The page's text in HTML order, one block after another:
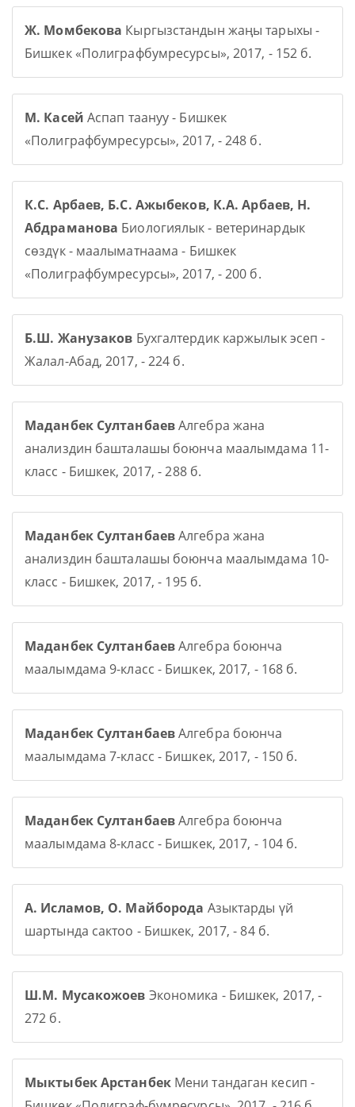
Ж. Момбекова Кыргызстандын жаңы тарыхы -
Бишкек «Полиграфбумресурсы», 2017, - 152 б.
М. Касей Аспап таануу - Бишкек
«Полиграфбумресурсы», 2017, - 248 б.
К.С. Арбаев, Б.С. Ажыбеков, К.А. Арбаев, Н.
Абдраманова Биологиялык - ветеринардык
сөздүк - маалыматнаама - Бишкек
«Полиграфбумресурсы», 2017, - 200 б.
Б.Ш. Жанузаков Бухгалтердик каржылык эсеп -
Жалал-Абад, 2017, - 224 б.
Маданбек СултанбаевАлгебра жана
анализдин башталашы боюнча маалымдама 11-
класс - Бишкек, 2017, - 288 б.
Маданбек СултанбаевАлгебра жана
анализдин башталашы боюнча маалымдама 10-
класс - Бишкек, 2017, - 195 б.
Маданбек СултанбаевАлгебра боюнча
маалымдама 9-класс - Бишкек, 2017, - 168 б.
Маданбек СултанбаевАлгебра боюнча
маалымдама 7-класс - Бишкек, 2017, - 150 б.
Маданбек СултанбаевАлгебра боюнча
маалымдама 8-класс - Бишкек, 2017, - 104 б.
А. Исламов, О. Майборода Азыктарды үй
шартында сактоо - Бишкек, 2017, - 84 б.
Ш.М. Мусакожоев Экономика - Бишкек, 2017, -
272 б.
Мыктыбек АрстанбекМени тандаган кесип -